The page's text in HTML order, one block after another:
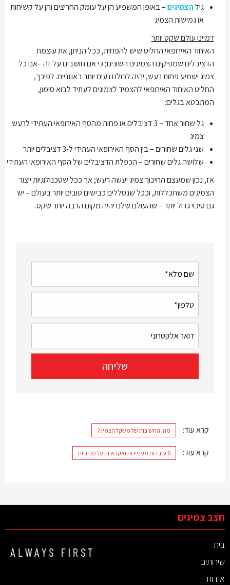
גילהצמיגים– באופן המשפיע הן על עומק החריצים והן על קשיחות
או גמישות הצמיג
דמיינו עולם שקט יותר
האיחוד האירופאי החליט שיש להפחית, ככל הניתן, את עוצמת
הדציבלים שמפיקים הצמיגים השונים; כי אם חושבים על זה –אם כל
צמיג ישמיע פחות רעש, יהיה לכולנו נעים יותר באוזניים. לפיכך,
החליט האיחוד האירופאי להצמיד לצמיגים לעתיד לבוא סימון,
המתבטא בגלים:
גל שחור אחד – 3 דציבלים או פחות מהסף האירופאי העתידי לרעש
צמיג
שני גלים שחורים – בין הסף האירופאי העתידי ל-3 דציבלים יותר
שלושה גלים שחורים – הכפלת הדציבלים של הסף האירופאי העתידי
אז, נכון שמעצם החיכוך צמיג יעשה רעש; אך ככל שטכנולוגיות ייצור
הצמיגים משתכללות, וככל שנסללים כבישים טובים יותר בעולם – יש
גם סיכוי גדול יותר – שהעולם שלנו יהיה מקום הרבה יותר שקט.
קרא עוד: מהי החשיבות של משקל הצמיג?
קרא עוד: 6 עובדות מעניינות ואקראיות על מכוניות
חצב צמיגים
בית
שירותים
אודות